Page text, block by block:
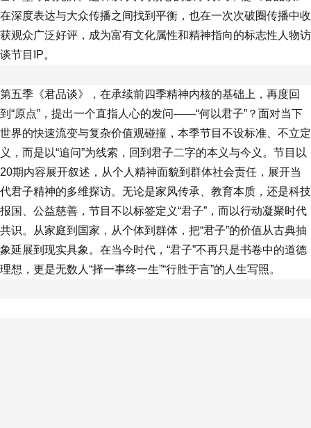
在深度表达与大众传播之间找到平衡，也在一次次破圈传播中收
获观众广泛好评，成为富有文化属性和精神指向的标志性人物访
谈节目IP。
第五季《君品谈》，在承续前四季精神内核的基础上，再度回
到“原点”，提出一个直指人心的发问——“何以君子”？面对当下
世界的快速流变与复杂价值观碰撞，本季节目不设标准、不立定
义，而是以“追问”为线索，回到君子二字的本义与今义。节目以
20期内容展开叙述，从个人精神面貌到群体社会责任，展开当
代君子精神的多维探访。无论是家风传承、教育本质，还是科技
报国、公益慈善，节目不以标签定义“君子”，而以行动凝聚时代
共识。从家庭到国家，从个体到群体，把“君子”的价值从古典抽
象延展到现实具象。在当今时代，“君子”不再只是书卷中的道德
理想，更是无数人“择一事终一生”“行胜于言”的人生写照。